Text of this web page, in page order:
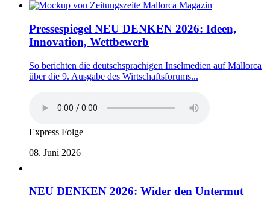
Pressespiegel NEU DENKEN 2026: Ideen,
Innovation, Wettbewerb
So berichten die deutschsprachigen Inselmedien auf Mallorca
über die 9. Ausgabe des Wirtschaftsforums...
Express Folge
08. Juni 2026
NEU DENKEN 2026: Wider den Untermut